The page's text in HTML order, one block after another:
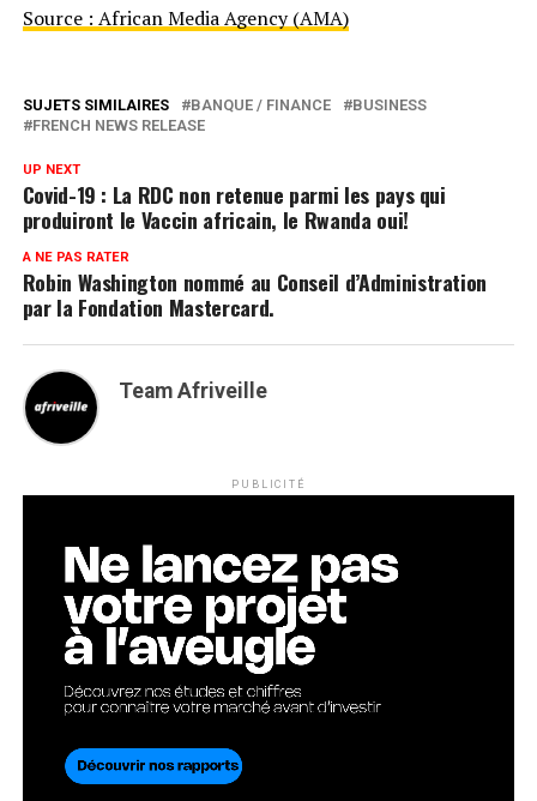
Source : African Media Agency (AMA)
SUJETS SIMILAIRES BANQUE / FINANCE
BUSINESS
FRENCH NEWS RELEASE
UP NEXT
Covid-19 : La RDC non retenue parmi les pays qui
produiront le Vaccin africain, le Rwanda oui!
A NE PAS RATER
Robin Washington nommé au Conseil d’Administration
par la Fondation Mastercard.
Team Afriveille
PUBLICITÉ